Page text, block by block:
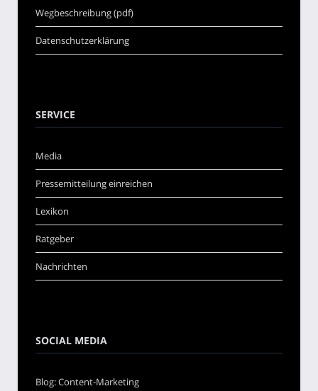
Wegbeschreibung (pdf)
Datenschutzerklärung
SERVICE
Media
Pressemitteilung einreichen
Lexikon
Ratgeber
Nachrichten
SOCIAL MEDIA
Blog: Content-Marketing